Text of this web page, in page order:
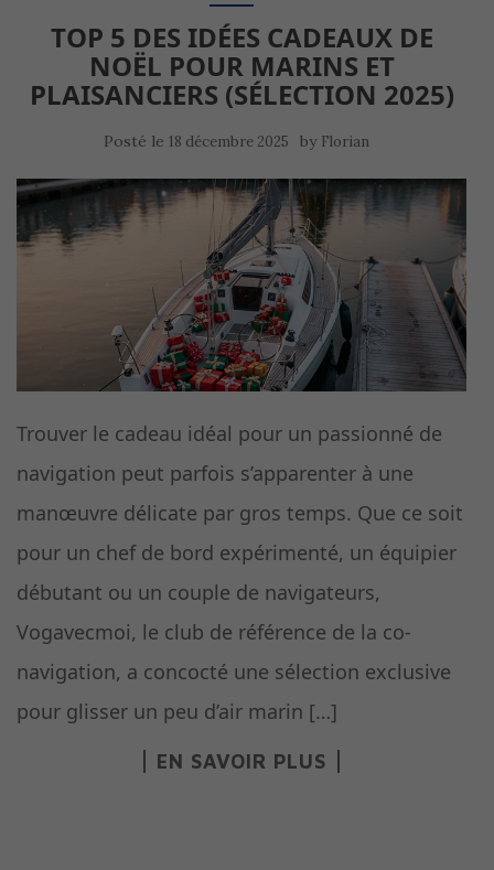
TOP 5 DES IDÉES CADEAUX DE
NOËL POUR MARINS ET
PLAISANCIERS (SÉLECTION 2025)
Posté le 18 décembre 2025 by Florian
Trouver le cadeau idéal pour un passionné de
navigation peut parfois s’apparenter à une
manœuvre délicate par gros temps. Que ce soit
pour un chef de bord expérimenté, un équipier
débutant ou un couple de navigateurs,
Vogavecmoi, le club de référence de la co-
navigation, a concocté une sélection exclusive
pour glisser un peu d’air marin […]
EN SAVOIR PLUS